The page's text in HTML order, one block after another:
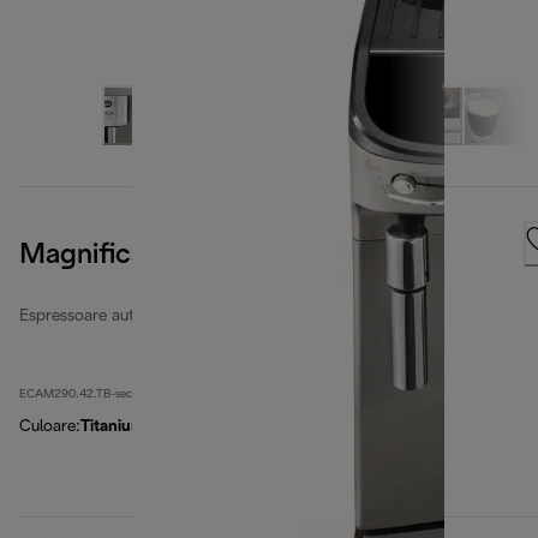
Magnifica Evo
Espressoare automate recondiționate
ECAM290.42.TB-second
Culoare: Titanium Black